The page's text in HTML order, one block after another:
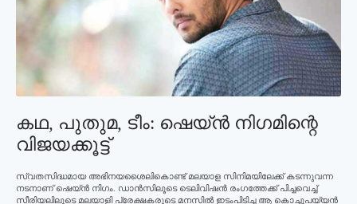
കഥ, പുതുമ, ടീം: ഷെയ്ന്‍ നിഗമിന്റെ
വിജയക്കൂട്ട്‌
സ്വതസിദ്ധമായ അഭിനയശൈലികൊണ്ട് മലയാള സിനിമയിലേക്ക് കടന്നുവന്ന
നടനാണ് ഷെയ്ന്‍ നിഗം. ഡാന്‍സിലൂടെ ടെലിവിഷന്‍ രംഗത്തേക്ക് പിച്ചവെച്ച്
സീരിയലിലൂടെ മലയാളി പ്രേക്ഷകരുടെ മനസില്‍ ഇടംപിടിച്ച ആ കൊച്ചുപയ്യന്‍